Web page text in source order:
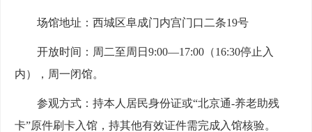
场馆地址：西城区阜成门内宫门口二条19号
开放时间：周二至周日9:00—17:00（16:30停止入
内），周一闭馆。
参观方式：持本人居民身份证或“北京通-养老助残
卡”原件刷卡入馆，持其他有效证件需完成入馆核验。